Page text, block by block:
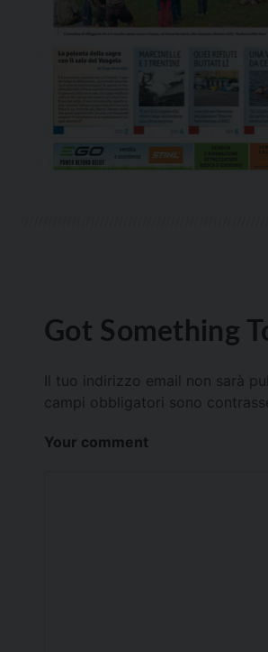
Got Something
Il tuo indirizzo email non sarà
campi obbligatori sono
Your comment